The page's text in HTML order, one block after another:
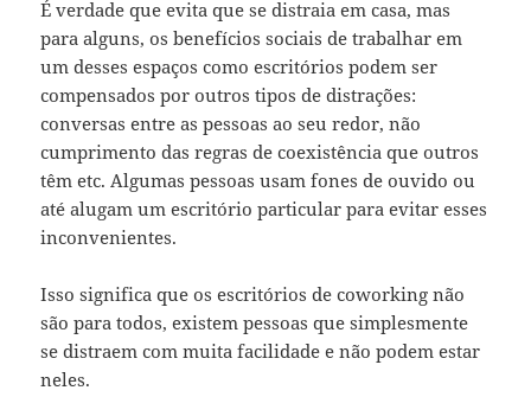
É verdade que evita que se distraia em casa, mas
para alguns, os benefícios sociais de trabalhar em
um desses espaços como escritórios podem ser
compensados ​​por outros tipos de distrações:
conversas entre as pessoas ao seu redor, não
cumprimento das regras de coexistência que outros
têm etc. Algumas pessoas usam fones de ouvido ou
até alugam um escritório particular para evitar esses
inconvenientes.
Isso significa que os escritórios de coworking não
são para todos, existem pessoas que simplesmente
se distraem com muita facilidade e não podem estar
neles.